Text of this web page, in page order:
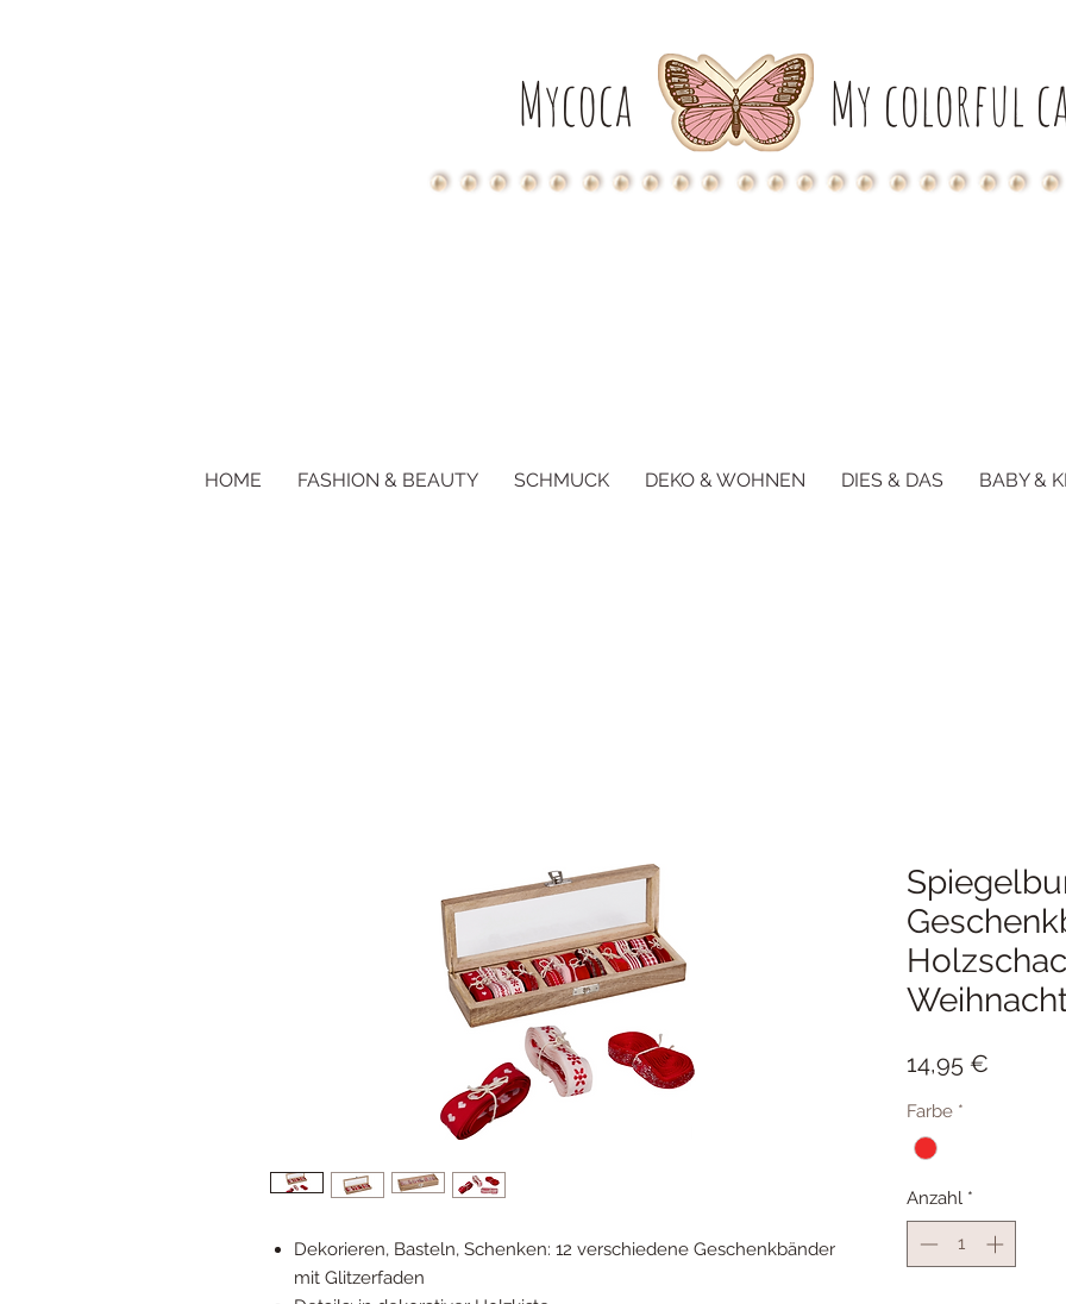
Mycoca My colorful
HOME FASHION & BEAUTY SCHMUCK DEKO & WOHNEN DIES & DAS BABY &
Dekorieren, Basteln, Schenken: 12 verschiedene Geschenkbänder
mit Glitzerfaden
14,95 €
Farbe *
Anzahl *